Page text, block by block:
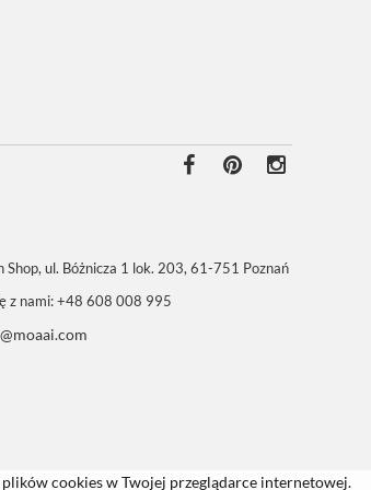
Shop, ul. Bóżnicza 1 lok. 203, 61-751 Poznań
z nami:+48 608 008 995
cookies w Twojej przeglądarce internetowej.